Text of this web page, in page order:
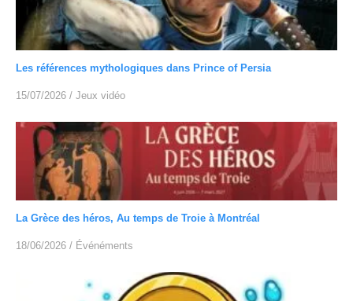
Les références mythologiques dans Prince of Persia
15/07/2026 / Jeux vidéo
La Grèce des héros, Au temps de Troie à Montréal
18/06/2026 / Événéments